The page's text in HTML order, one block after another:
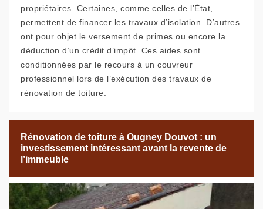
propriétaires. Certaines, comme celles de l’État,
permettent de financer les travaux d’isolation. D’autres
ont pour objet le versement de primes ou encore la
déduction d’un crédit d’impôt. Ces aides sont
conditionnées par le recours à un couvreur
professionnel lors de l’exécution des travaux de
rénovation de toiture.
Rénovation de toiture à Ougney Douvot : un
investissement intéressant avant la revente de
l’immeuble